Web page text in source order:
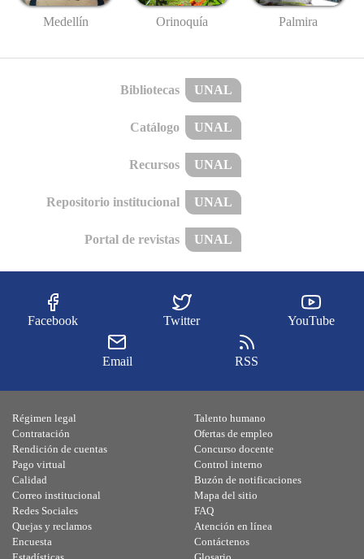
Medellín Orinoquía Palmira
Bibliotecas UNAL
Catálogo UNAL
Recursos UNAL
Repositorio institucional UNAL
Portal de revistas UNAL
Facebook Twitter YouTube
Email RSS
Régimen legal
Contratación
Rendición de cuentas
Pago virtual
Calidad
Talento humano
Ofertas de empleo
Concurso docente
Control interno
Buzón de notificaciones
Correo institucional
Redes Sociales
Quejas y reclamos
Encuesta
Mapa del sitio
FAQ
Atención en línea
Contáctenos